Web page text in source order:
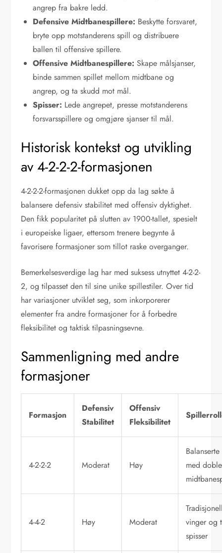
angrep fra bakre ledd.
Defensive Midtbanespillere: Beskytte forsvaret,
bryte opp motstanderens spill og distribuere
ballen til offensive spillere.
Offensive Midtbanespillere: Skape målsjanser,
binde sammen spillet mellom midtbane og
angrep, og ta skudd mot mål.
Spisser: Lede angrepet, presse motstanderens
forsvarsspillere og omgjøre sjanser til mål.
Historisk kontekst og utvikling
av 4-2-2-2-formasjonen
4-2-2-2-formasjonen dukket opp da lag søkte å
balansere defensiv stabilitet med offensiv dyktighet.
Den fikk popularitet på slutten av 1900-tallet, spesielt
i europeiske ligaer, ettersom trenere begynte å
favorisere formasjoner som tillot raske overganger.
Bemerkelsesverdige lag har med suksess utnyttet 4-2-2-
2, og tilpasset den til sine unike spillestiler. Over tid
har variasjoner utviklet seg, som inkorporerer
elementer fra andre formasjoner for å forbedre
fleksibilitet og taktisk tilpasningsevne.
Sammenligning med andre
formasjoner
Formasjon
Defensiv
Stabilitet
Offensiv
Fleksibilitet
4-2-2-2 Moderat Høy
med doble
4-4-2 Høy Moderat
vinger og
spisser